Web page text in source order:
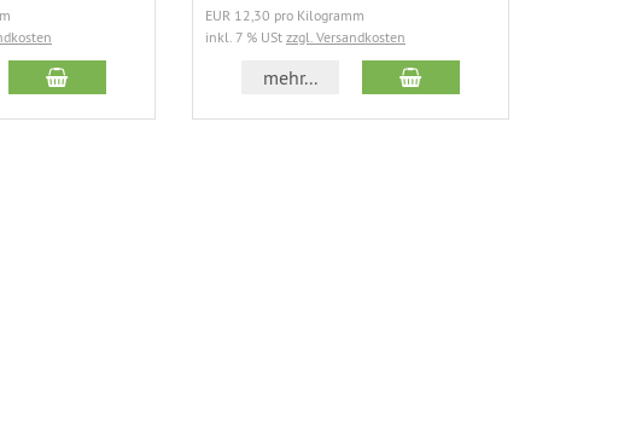
In den Warenkorb
EUR 12,30 pro Kilogramm
inkl. 7 % USt zzgl. Versandkosten
mehr... In den Warenkorb